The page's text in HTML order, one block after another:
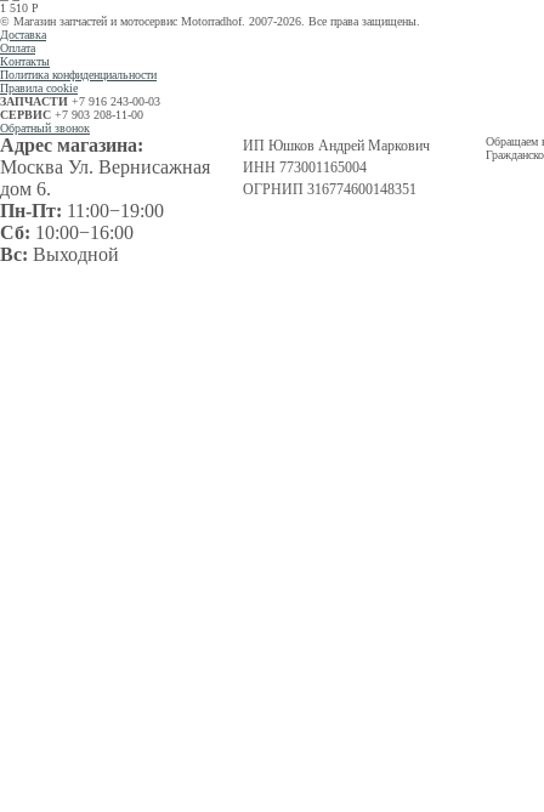
1 510 Р
© Магазин запчастей и мотосервис Motorradhof. 2007-2026. Все права защищены.
Доставка
Оплата
Контакты
Политика конфиденциальности
Правила cookie
ЗАПЧАСТИ +7 916 243-00-03
СЕРВИС +7 903 208-11-00
Обратный звонок
Адрес магазина:
Москва Ул. Вернисажная
дом 6.
Пн-Пт: 11:00−19:00
Сб: 10:00−16:00
Вс: Выходной
ИП Юшков Андрей Маркович
ИНН 773001165004
ОГРНИП 316774600148351
Обращаем